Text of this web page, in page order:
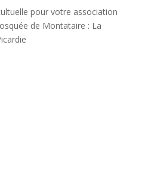
pour votre association
de Montataire : La